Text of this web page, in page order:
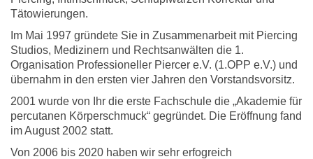
Tätowierungen.
Im Mai 1997 gründete Sie in Zusammenarbeit mit Piercing
Studios, Medizinern und Rechtsanwälten die 1.
Organisation Professioneller Piercer e.V. (1.OPP e.V.) und
übernahm in den ersten vier Jahren den Vorstandsvorsitz.
2001 wurde von Ihr die erste Fachschule die „Akademie für
percutanen Körperschmuck“ gegründet. Die Eröffnung fand
im August 2002 statt.
Von 2006 bis 2020 haben wir sehr erfogreich